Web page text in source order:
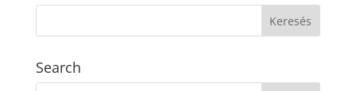
Search